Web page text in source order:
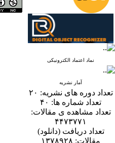
نماد اعتماد الکترونیکی
آمار نشریه
تعداد دوره های نشریه: ۲۰
تعداد شماره ها: ۴۰
تعداد مشاهده ی مقالات:
۴۴۷۳۷۷۱
تعداد دریافت (دانلود)
مقالات: ۱۳۷۸۹۲۸